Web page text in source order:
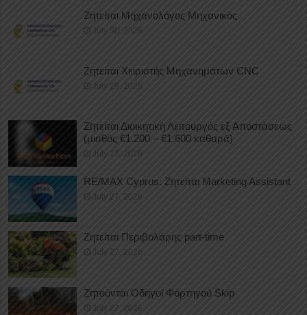
Ζητείται Μηχανολόγος Μηχανικός
July 30, 2026
Ζητείται Χειριστής Μηχανημάτων CNC
July 29, 2026
Ζητείται Διοικητική Λειτουργός εξ Αποστάσεως
(μισθός €1.200 – €1.600 καθαρά)
July 27, 2026
RE/MAX Cyprus: Ζητείται Marketing Assistant
July 27, 2026
Ζητείται Περιβολάρης part-time
July 27, 2026
Ζητούνται Οδηγοί Φορτηγού Skip
July 27, 2026